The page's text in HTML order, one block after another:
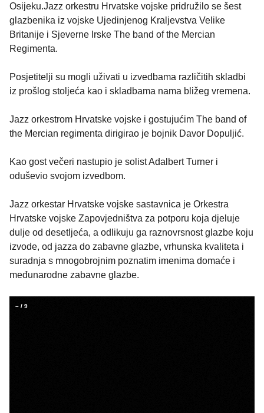
Osijeku.Jazz orkestru Hrvatske vojske pridružilo se šest
glazbenika iz vojske Ujedinjenog Kraljevstva Velike
Britanije i Sjeverne Irske The band of the Mercian
Regimenta.
Posjetitelji su mogli uživati u izvedbama različitih skladbi
iz prošlog stoljeća kao i skladbama nama bližeg vremena.
Jazz orkestrom Hrvatske vojske i gostujućim The band of
the Mercian regimenta dirigirao je bojnik Davor Dopuljić.
Kao gost večeri nastupio je solist Adalbert Turner i
oduševio svojom izvedbom.
Jazz orkestar Hrvatske vojske sastavnica je Orkestra
Hrvatske vojske Zapovjedništva za potporu koja djeluje
dulje od desetljeća, a odlikuju ga raznovrsnost glazbe koju
izvode, od jazza do zabavne glazbe, vrhunska kvaliteta i
suradnja s mnogobrojnim poznatim imenima domaće i
međunarodne zabavne glazbe.
– / 9